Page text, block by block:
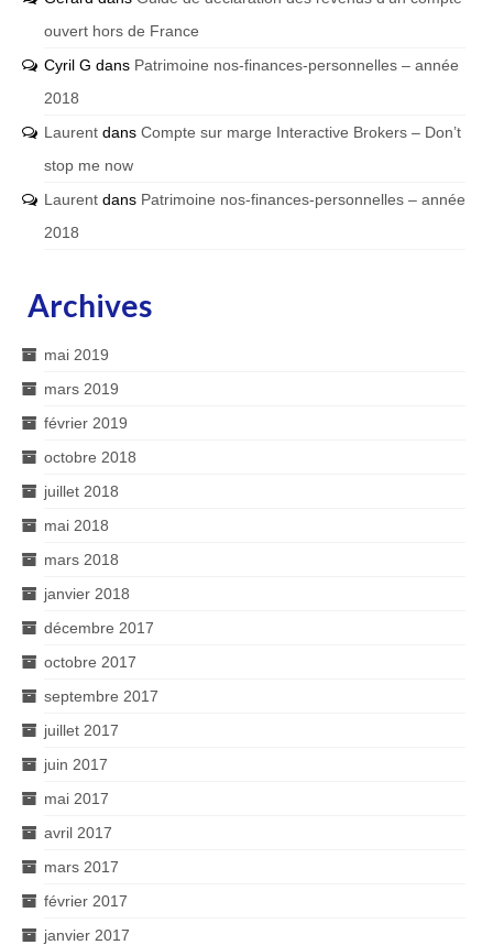
ouvert hors de France
Cyril G dans Patrimoine nos-finances-personnelles – année
2018
Laurent dans Compte sur marge Interactive Brokers – Don’t
stop me now
Laurent dans Patrimoine nos-finances-personnelles – année
2018
Archives
mai 2019
mars 2019
février 2019
octobre 2018
juillet 2018
mai 2018
mars 2018
janvier 2018
décembre 2017
octobre 2017
septembre 2017
juillet 2017
juin 2017
mai 2017
avril 2017
mars 2017
février 2017
janvier 2017